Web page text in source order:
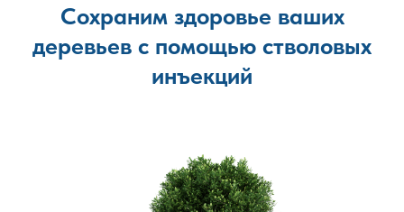
Сохраним здоровье ваших
деревьев с помощью стволовых
инъекций